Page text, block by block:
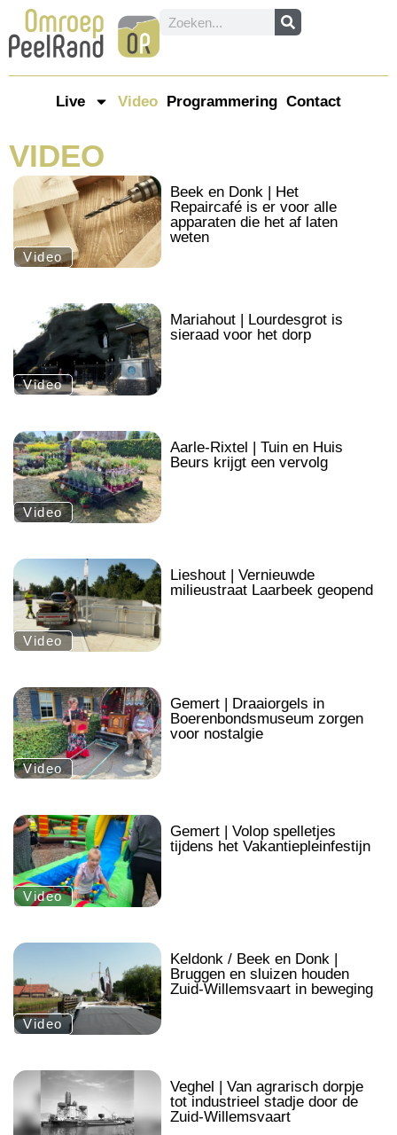
Live Video Programmering Contact
VIDEO
.
Video
Beek en Donk | Het
Repaircafé is er voor alle
apparaten die het af laten
weten
.
Video
Mariahout | Lourdesgrot is
sieraad voor het dorp
.
Video
Aarle-Rixtel | Tuin en Huis
Beurs krijgt een vervolg
.
Video
Lieshout | Vernieuwde
milieustraat Laarbeek geopend
.
Video
Gemert | Draaiorgels in
Boerenbondsmuseum zorgen
voor nostalgie
.
Video
Gemert | Volop spelletjes
tijdens het Vakantiepleinfestijn
Video
Keldonk / Beek en Donk |
Bruggen en sluizen houden
Zuid-Willemsvaart in beweging
.
Veghel | Van agrarisch dorpje
tot industrieel stadje door de
Zuid-Willemsvaart